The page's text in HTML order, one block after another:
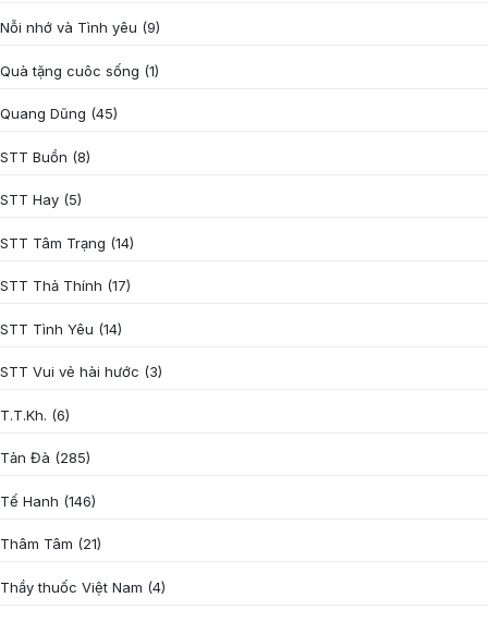
Nỗi nhớ và Tình yêu (9)
Quà tặng cuôc sống (1)
Quang Dũng (45)
STT Buồn (8)
STT Hay (5)
STT Tâm Trạng (14)
STT Thả Thính (17)
STT Tình Yêu (14)
STT Vui vẻ hài hước (3)
T.T.Kh. (6)
Tản Đà (285)
Tế Hanh (146)
Thâm Tâm (21)
Thầy thuốc Việt Nam (4)